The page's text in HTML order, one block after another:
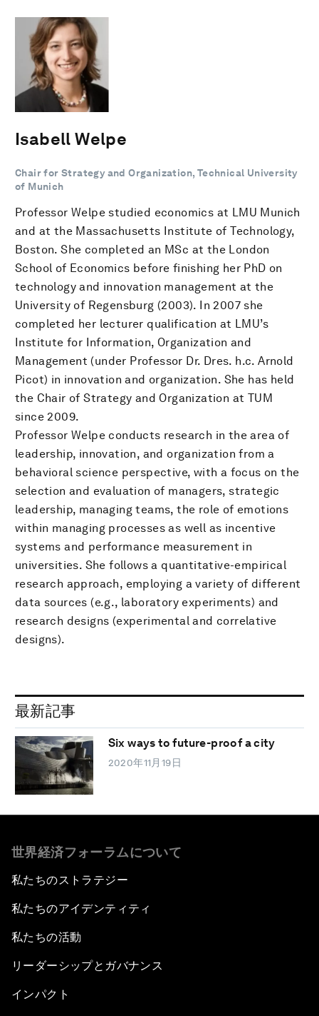
Isabell Welpe
Chair for Strategy and Organization, Technical University
of Munich
Professor Welpe studied economics at LMU Munich
and at the Massachusetts Institute of Technology,
Boston. She completed an MSc at the London
School of Economics before finishing her PhD on
technology and innovation management at the
University of Regensburg (2003). In 2007 she
completed her lecturer qualification at LMU’s
Institute for Information, Organization and
Management (under Professor Dr. Dres. h.c. Arnold
Picot) in innovation and organization. She has held
the Chair of Strategy and Organization at TUM
since 2009.
Professor Welpe conducts research in the area of
leadership, innovation, and organization from a
behavioral science perspective, with a focus on the
selection and evaluation of managers, strategic
leadership, managing teams, the role of emotions
within managing processes as well as incentive
systems and performance measurement in
universities. She follows a quantitative-empirical
research approach, employing a variety of different
data sources (e.g., laboratory experiments) and
research designs (experimental and correlative
designs).
最新記事
Six ways to future-proof a city
2020年11月19日
世界経済フォーラムについて
私たちのストラテジー
私たちのアイデンティティ
私たちの活動
リーダーシップとガバナンス
インパクト